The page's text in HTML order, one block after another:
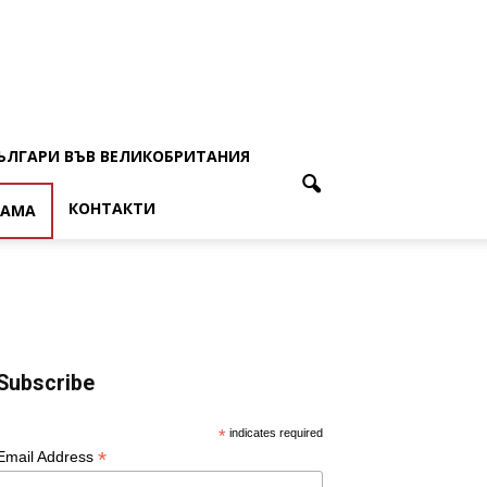
ВЪВ ВЕЛИКОБРИТАНИЯ
КОНТАКТИ
* indicates required
Address *